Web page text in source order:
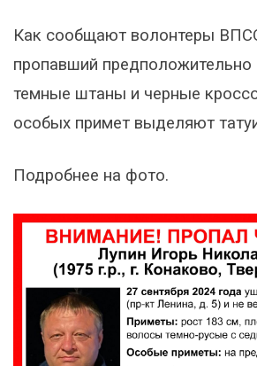
Как сообщают волонтеры
пропавший предположительно
темные штаны и черные
особых примет выделяют
Подробнее на фото.